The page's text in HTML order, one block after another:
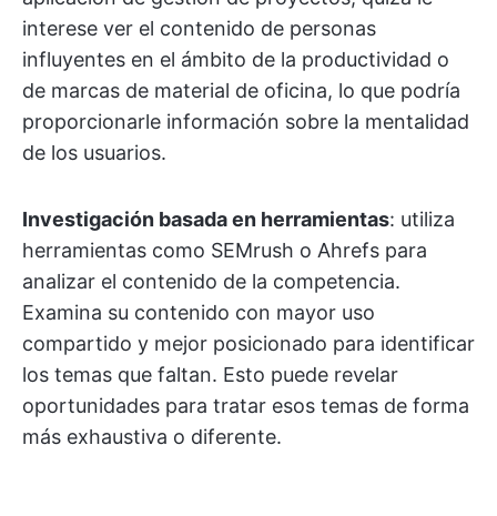
interese ver el contenido de personas
influyentes en el ámbito de la productividad o
de marcas de material de oficina, lo que podría
proporcionarle información sobre la mentalidad
de los usuarios.
Investigación basada en herramientas: utiliza
herramientas como SEMrush o Ahrefs para
analizar el contenido de la competencia.
Examina su contenido con mayor uso
compartido y mejor posicionado para identificar
los temas que faltan. Esto puede revelar
oportunidades para tratar esos temas de forma
más exhaustiva o diferente.